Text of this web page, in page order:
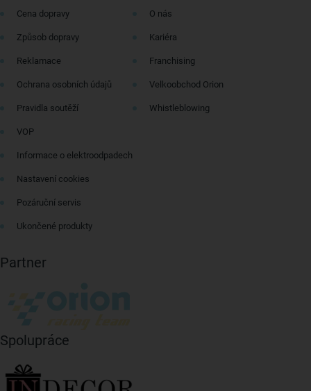
Cena dopravy
Způsob dopravy
Reklamace
Ochrana osobních údajů
Pravidla soutěží
VOP
Informace o elektroodpadech
Nastavení cookies
Pozáruční servis
Ukončené produkty
O nás
Kariéra
Franchising
Velkoobchod Orion
Whistleblowing
Partner
Spolupráce